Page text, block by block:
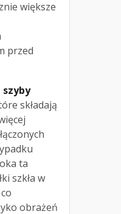
większe
przed
szyby
składają
ta
szkła w
obrażeń